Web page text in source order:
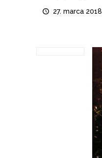
27. marca 2018